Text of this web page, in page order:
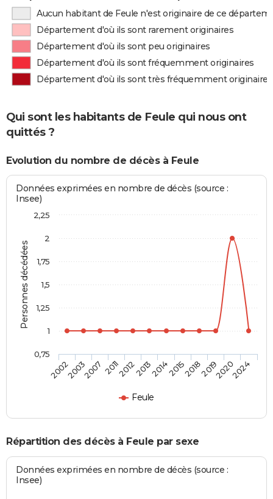
Aucun habitant de Feule n'est originaire de ce
Département d'où ils sont rarement originaires
Département d'où ils sont peu originaires
Département d'où ils sont fréquemment originaires
Département d'où ils sont très fréquemment originaires
Qui sont les habitants de Feule qui nous ont
quittés ?
Evolution du nombre de décès à Feule
Personnes décédées
Données exprimées en nombre de décès (source :
Insee)
Feule
200220032007 201120122013201420152018201920202024
0,75
1
1,25
1,5
1,75
2
2,25
Répartition des décès à Feule par sexe
Données exprimées en nombre de décès (source :
Insee)